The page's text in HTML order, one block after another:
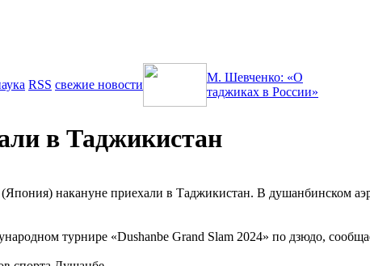
RSS свежие новости
М. Шевченко: «О
таджиках в России»
в Таджикистан
накануне приехали в Таджикистан. В душанбинском
турнире «Dushanbe Grand Slam 2024» по дзюдо,